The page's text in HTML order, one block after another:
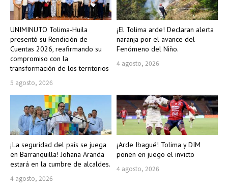
UNIMINUTO Tolima-Huila
presentó su Rendición de
Cuentas 2026, reafirmando su
compromiso con la
transformación de los territorios
5 agosto, 2026
¡El Tolima arde! Declaran alerta
naranja por el avance del
Fenómeno del Niño.
4 agosto, 2026
¡La seguridad del país se juega
en Barranquilla! Johana Aranda
estará en la cumbre de alcaldes.
4 agosto, 2026
¡Arde Ibagué! Tolima y DIM
ponen en juego el invicto
4 agosto, 2026